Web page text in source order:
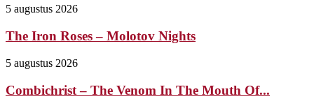
5 augustus 2026
The Iron Roses – Molotov Nights
5 augustus 2026
Combichrist – The Venom In The Mouth Of...